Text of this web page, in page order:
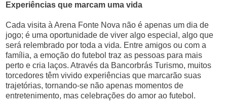
Experiências que marcam uma vida
Cada visita à Arena Fonte Nova não é apenas um dia de
jogo; é uma oportunidade de viver algo especial, algo que
será relembrado por toda a vida. Entre amigos ou com a
família, a emoção do futebol traz as pessoas para mais
perto e cria laços. Através da Bancorbrás Turismo, muitos
torcedores têm vivido experiências que marcarão suas
trajetórias, tornando-se não apenas momentos de
entretenimento, mas celebrações do amor ao futebol.